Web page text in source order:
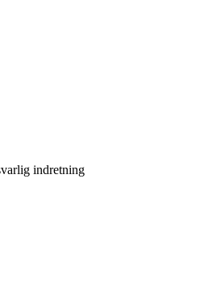
indretning